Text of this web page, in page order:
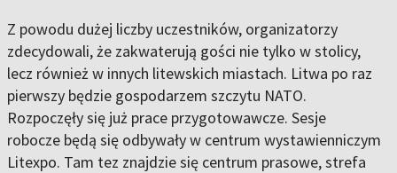
Z powodu dużej liczby uczestników, organizatorzy
zdecydowali, że zakwaterują gości nie tylko w stolicy,
lecz również w innych litewskich miastach. Litwa po raz
pierwszy będzie gospodarzem szczytu NATO.
Rozpoczęły się już prace przygotowawcze. Sesje
robocze będą się odbywały w centrum wystawienniczym
Litexpo. Tam tez znajdzie się centrum prasowe, strefa